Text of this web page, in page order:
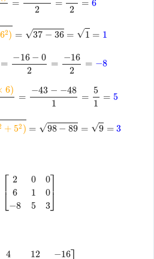
) L1 ,1=12− 02 =12 2= 6
− ( 62 ) =37 36=1 1
L1 ,1=−16− 02 =−16 2= −8
6) L2,2=−43−−48 1= 51 =5
− 82 +52 = 98 89= 9= 3
0 06 − 53 ]